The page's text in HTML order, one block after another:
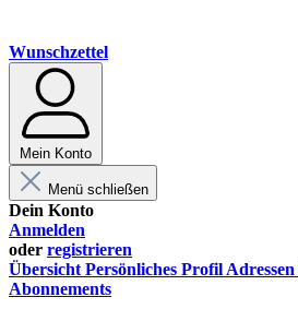
Wunschzettel
Mein Konto
Menü schließen
Dein Konto
Anmelden
oder registrieren
Übersicht Persönliches Profil Adressen
Abonnements